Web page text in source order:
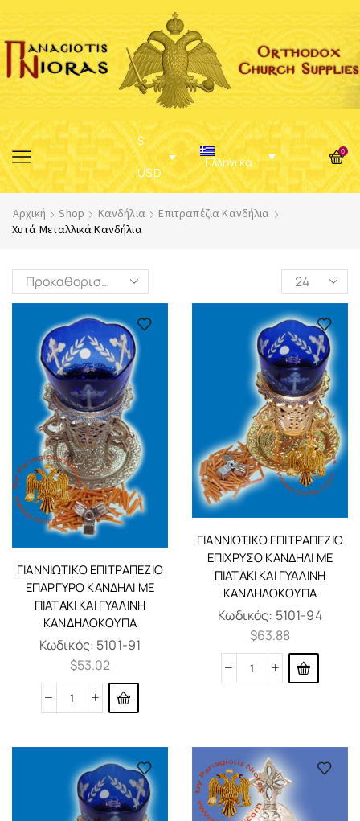
$
USD
Ελληνικά
0
Αρχική Shop Κανδήλια
Επιτραπέζια Κανδήλια
Χυτά Μεταλλικά Κανδήλια
ΓΙΑΝΝΙΏΤΙΚΟ ΕΠΙΤΡΑΠΈΖΙΟ
ΕΠΆΡΓΥΡΟ ΚΑΝΔΉΛΙ ΜΕ
ΠΙΑΤΆΚΙ ΚΑΙ ΓΥΆΛΙΝΗ
ΚΑΝΔΗΛΌΚΟΥΠΑ
Κωδικός: 5101-91
$53.02
ΓΙΑΝΝΙΏΤΙΚΟ ΕΠΙΤΡΑΠΈΖΙΟ
ΕΠΊΧΡΥΣΟ ΚΑΝΔΉΛΙ ΜΕ
ΠΙΑΤΆΚΙ ΚΑΙ ΓΥΆΛΙΝΗ
ΚΑΝΔΗΛΌΚΟΥΠΑ
Κωδικός: 5101-94
$63.88